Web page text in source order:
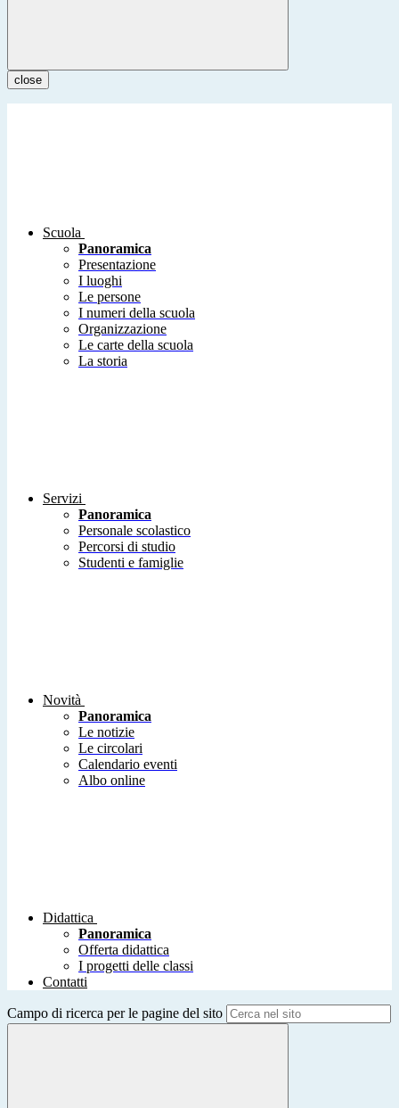
close
Scuola
Panoramica
Presentazione
I luoghi
Le persone
I numeri della scuola
Organizzazione
Le carte della scuola
La storia
Servizi
Panoramica
Personale scolastico
Percorsi di studio
Studenti e famiglie
Novità
Panoramica
Le notizie
Le circolari
Calendario eventi
Albo online
Didattica
Panoramica
Offerta didattica
I progetti delle classi
Contatti
Campo di ricerca per le pagine del sito